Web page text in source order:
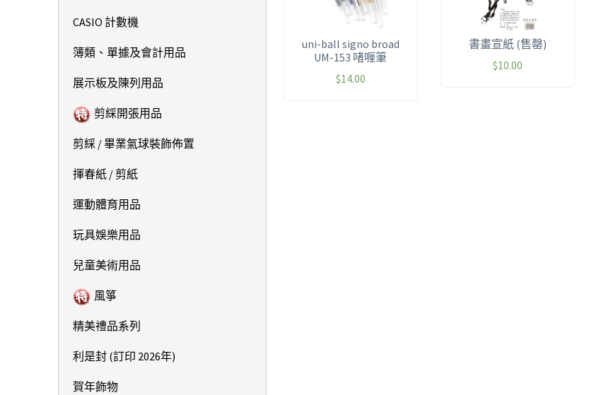
uni-ball signo broad
UM-153 啫喱筆
$14.00
書畫宣紙 (售罄)
$10.00
CASIO 計數機
簿類、單據及會計用品
展示板及陳列用品
剪綵開張用品
剪綵 / 畢業氣球裝飾佈置
揮春紙 / 剪紙
運動體育用品
玩具娛樂用品
兒童美術用品
風箏
精美禮品系列
利是封 (訂印 2026年)
賀年飾物